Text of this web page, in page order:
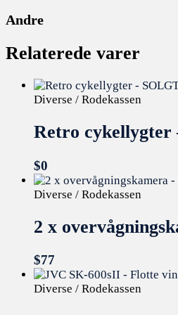
Andre
Relaterede varer
Diverse / Rodekassen
Retro cykellygter
$0
Diverse / Rodekassen
2 x
$77
Diverse / Rodekassen